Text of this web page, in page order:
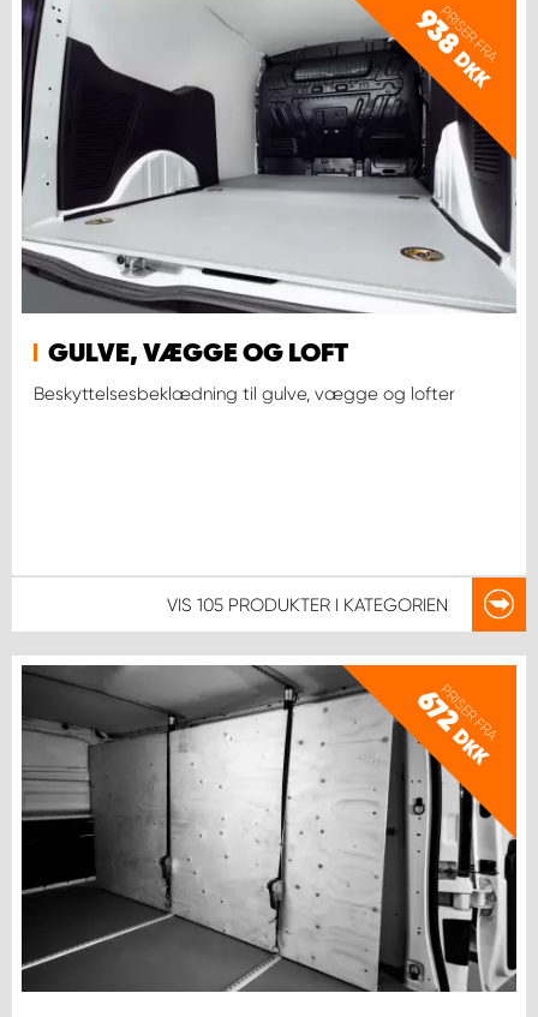
PRISER FRA
938
DKK
GULVE, VÆGGE OG LOFT
Beskyttelsesbeklædning til gulve, vægge og lofter
VIS 105 PRODUKTER I KATEGORIEN
PRISER FRA
672
DKK